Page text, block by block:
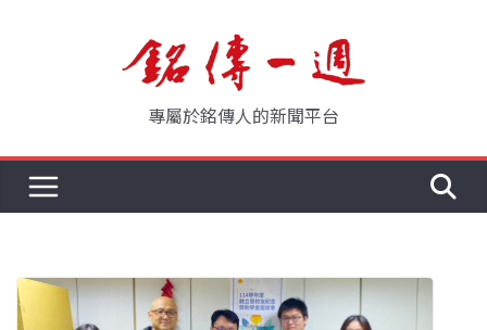
專屬於銘傳人的新聞平台